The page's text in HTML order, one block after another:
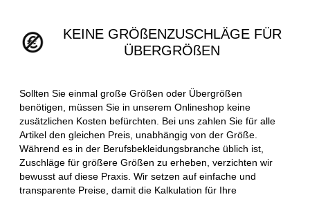
KEINE GRÖßENZUSCHLÄGE FÜR
ÜBERGRÖßEN
Sollten Sie einmal große Größen oder Übergrößen
benötigen, müssen Sie in unserem Onlineshop keine
zusätzlichen Kosten befürchten. Bei uns zahlen Sie für alle
Artikel den gleichen Preis, unabhängig von der Größe.
Während es in der Berufsbekleidungsbranche üblich ist,
Zuschläge für größere Größen zu erheben, verzichten wir
bewusst auf diese Praxis. Wir setzen auf einfache und
transparente Preise, damit die Kalkulation für Ihre